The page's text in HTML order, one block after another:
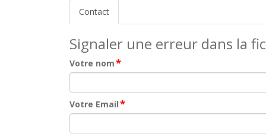
Contact
Signaler une erreur dans la
Votre nom*
Votre Email*